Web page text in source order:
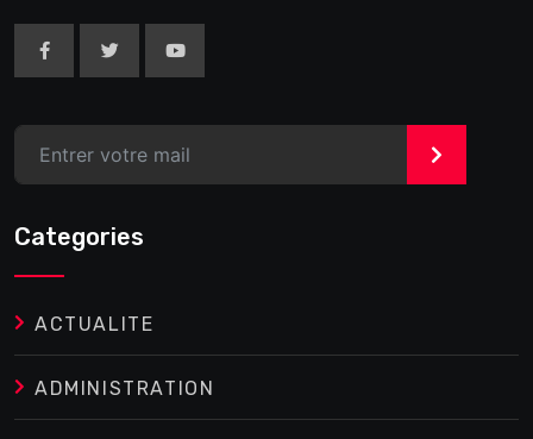
>
Categories
ACTUALITE
ADMINISTRATION